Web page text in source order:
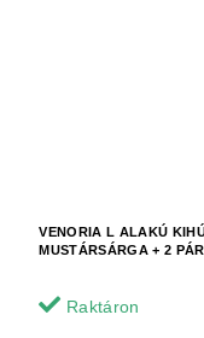
VENORIA L ALAKÚ
MUSTÁRSÁRGA + 2
Raktáron